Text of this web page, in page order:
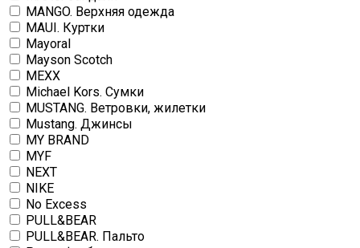
MANGO. Верхняя одежда
MAUI. Куртки
Mayoral
Mayson Scotch
MEXX
Michael Kors. Сумки
MUSTANG. Ветровки, жилетки
Mustang. Джинсы
MY BRAND
MYF
NEXT
NIKE
No Excess
PULL&BEAR
PULL&BEAR. Пальто